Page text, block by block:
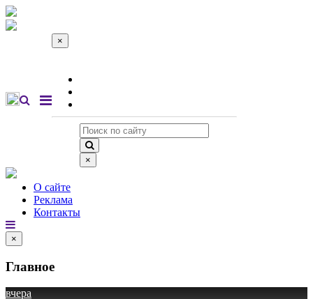
×
×
О сайте
Реклама
Контакты
×
Главное
вчера